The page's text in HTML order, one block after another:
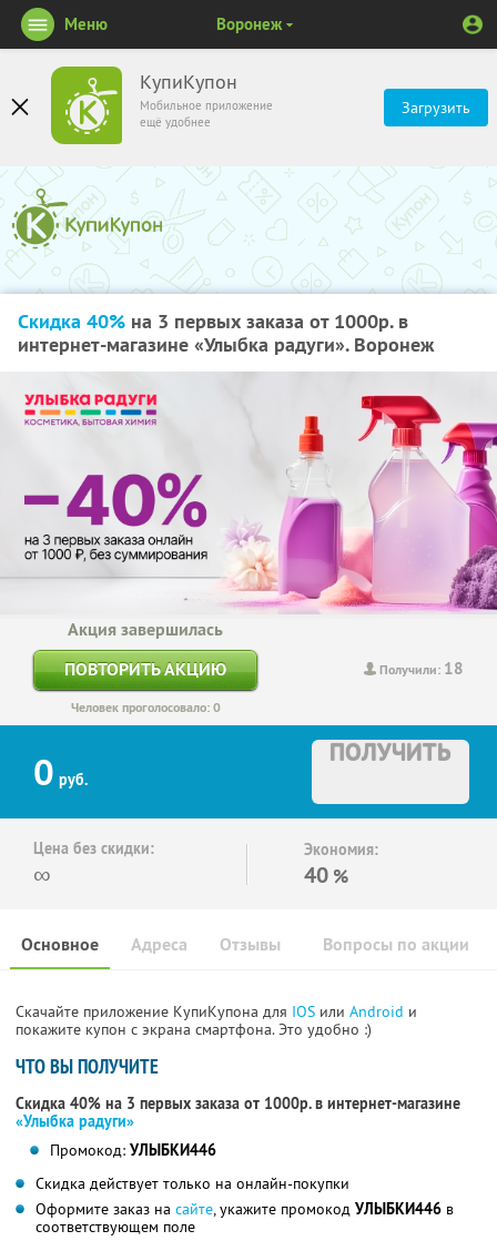
КупиКупон
Мобильное приложение
ещё удобнее
Загрузить
Меню Воронеж
Скидка 40% на 3 первых заказа от 1000р. в
интернет-магазине «Улыбка радуги». Воронеж
Получили: 18
Акция завершилась
ПОВТОРИТЬ АКЦИЮ
Человек проголосовало: 0
0 руб.
ПОЛУЧИТЬ
Цена без скидки:
∞
Экономия:
40 %
Основное Отзывы Вопросы по акции
Адреса
Скачайте приложение КупиКупона для IOS или Android и
покажите купон с экрана смартфона. Это удобно :)
ЧТО ВЫ ПОЛУЧИТЕ
Скидка 40% на 3 первых заказа от 1000р. в интернет-магазине
«Улыбка радуги»
Промокод: УЛЫБКИ446
Скидка действует только на онлайн-покупки
Оформите заказ на сайте, укажите промокод УЛЫБКИ446 в
соответствующем поле